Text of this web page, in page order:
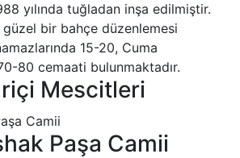
yılında tuğladan inşa edilmiştir.
güzel bir bahçe düzenlemesi
15-20, Cuma
80 cemaati bulunmaktadır.
Mescitleri
Paşa Camii